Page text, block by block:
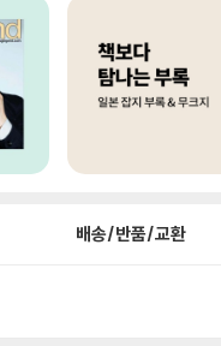
배송/반품/교환